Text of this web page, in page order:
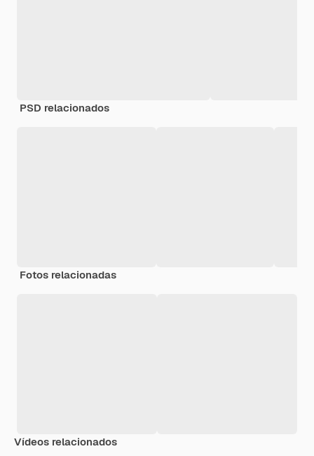
PSD relacionados
Fotos relacionadas
Vídeos relacionados